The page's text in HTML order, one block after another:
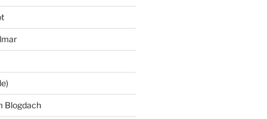
Blogdach